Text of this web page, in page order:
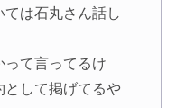
は石丸さん話し
って言ってるけ
として掲げてるや